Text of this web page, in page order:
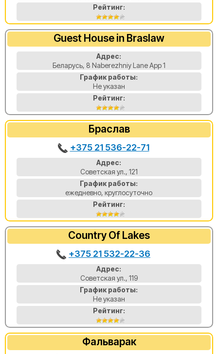
Рейтинг:
Guest House in Braslaw
Адрес:
Беларусь, 8 Naberezhniy Lane App 1
График работы:
Не указан
Рейтинг:
Браслав
+375 21 536-22-71
Адрес:
Советская ул., 121
График работы:
ежедневно, круглосуточно
Рейтинг:
Country Of Lakes
+375 21 532-22-36
Адрес:
Советская ул., 119
График работы:
Не указан
Рейтинг:
Фальварак